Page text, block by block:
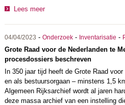
Lees meer
04/04/2023 - Onderzoek- Inventarisatie -
Grote Raad voor de Nederlanden te
procesdossiers beschreven
In 350 jaar tijd heeft de Grote Raad
en als bestuursorgaan – minstens 1,5
Algemeen Rijksarchief wordt al jaren
deze massa archief van een instelling